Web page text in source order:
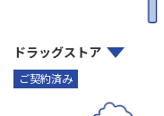
ドラッグストア
ご契約済み